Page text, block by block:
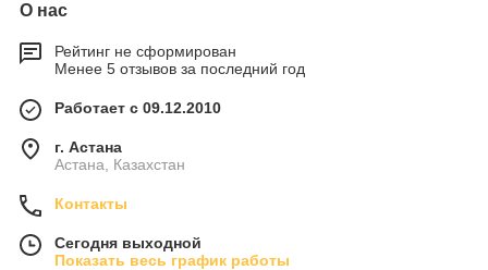
О нас
Рейтинг не сформирован
Менее 5 отзывов за последний год
Работает с 09.12.2010
г. Астана
Астана, Казахстан
Контакты
Сегодня выходной
Показать весь график работы